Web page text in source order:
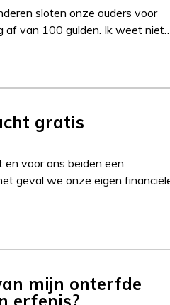
sloten onze ouders voor
van 100 gulden. Ik weet niet…
gratis
voor ons beiden een
geval we onze eigen
mijn onterfde